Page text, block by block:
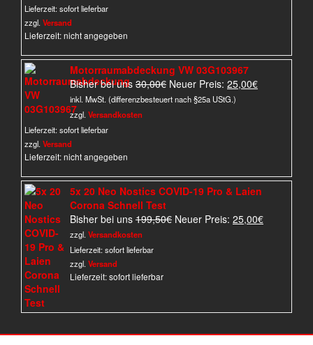
Lieferzeit:sofort lieferbar
zzgl.Versand
Lieferzeit: nicht angegeben
Motorraumabdeckung VW 03G103967
Bisher bei uns 30,00€ Ursprünglicher
Preis
Neuer Preis: 25,00€Aktueller
inkl. MwSt. (differenzbesteuert nach §25a UStG.)
zzgl.Versandkosten
Lieferzeit:sofort lieferbar
zzgl.Versand
Lieferzeit: nicht angegeben
5x 20 Neo Nostics COVID-19 Pro & Laien
Corona Schnell Test
Bisher bei uns 199,50€ Ursprünglicher
Neuer Preis: 25,00€Aktueller
zzgl.Versandkosten
Lieferzeit:sofort lieferbar
zzgl.Versand
Lieferzeit: sofort lieferbar